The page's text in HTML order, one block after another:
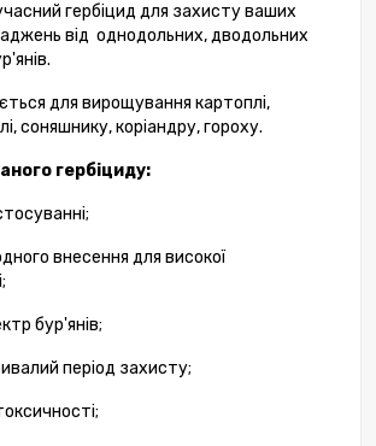
гербіцид для захисту ваших
від однодольних, дводольних
для вирощування картоплі,
соняшнику, коріандру, гороху.
гербіциду:
внесення для високої
бур'янів;
період захисту;